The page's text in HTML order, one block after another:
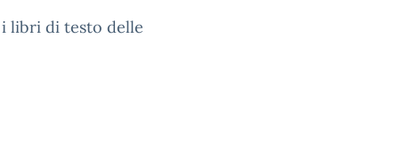
libri di testo delle